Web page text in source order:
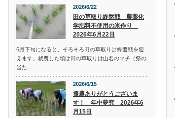
2026/6/22
田の草取り終盤戦 農薬化
学肥料不使用の米作り
2026年6月22日
6月下旬になると、そろそろ田の草取りは終盤戦を迎
えます。就農した頃は田の草取りは山名のマチ（祭の
当た…
2026/6/15
援農ありがとうございま
す！ 年中夢究 2026年6
月15日